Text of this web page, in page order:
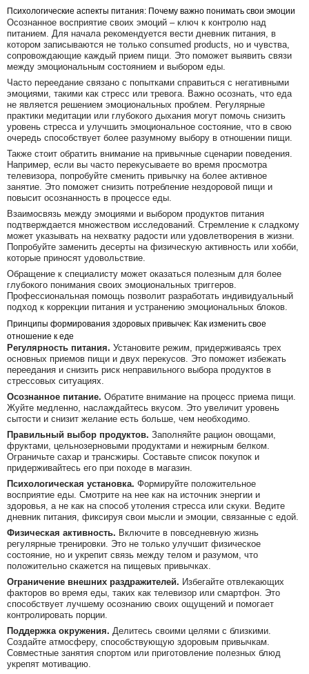
Психологические аспекты питания: Почему важно понимать свои эмоции
Осознанное восприятие своих эмоций – ключ к контролю над
питанием. Для начала рекомендуется вести дневник питания, в
котором записываются не только consumed products, но и чувства,
сопровождающие каждый прием пищи. Это поможет выявить связи
между эмоциональным состоянием и выбором еды.
Часто переедание связано с попытками справиться с негативными
эмоциями, такими как стресс или тревога. Важно осознать, что еда
не является решением эмоциональных проблем. Регулярные
практики медитации или глубокого дыхания могут помочь снизить
уровень стресса и улучшить эмоциональное состояние, что в свою
очередь способствует более разумному выбору в отношении пищи.
Также стоит обратить внимание на привычные сценарии поведения.
Например, если вы часто перекусываете во время просмотра
телевизора, попробуйте сменить привычку на более активное
занятие. Это поможет снизить потребление нездоровой пищи и
повысит осознанность в процессе еды.
Взаимосвязь между эмоциями и выбором продуктов питания
подтверждается множеством исследований. Стремление к сладкому
может указывать на нехватку радости или удовлетворения в жизни.
Попробуйте заменить десерты на физическую активность или хобби,
которые приносят удовольствие.
Обращение к специалисту может оказаться полезным для более
глубокого понимания своих эмоциональных триггеров.
Профессиональная помощь позволит разработать индивидуальный
подход к коррекции питания и устранению эмоциональных блоков.
Принципы формирования здоровых привычек: Как изменить свое
отношение к еде
Регулярность питания. Установите режим, придерживаясь трех
основных приемов пищи и двух перекусов. Это поможет избежать
переедания и снизить риск неправильного выбора продуктов в
стрессовых ситуациях.
Осознанное питание. Обратите внимание на процесс приема пищи.
Жуйте медленно, наслаждайтесь вкусом. Это увеличит уровень
сытости и снизит желание есть больше, чем необходимо.
Правильный выбор продуктов. Заполняйте рацион овощами,
фруктами, цельнозерновыми продуктами и нежирным белком.
Ограничьте сахар и трансжиры. Составьте список покупок и
придерживайтесь его при походе в магазин.
Психологическая установка. Формируйте положительное
восприятие еды. Смотрите на нее как на источник энергии и
здоровья, а не как на способ утоления стресса или скуки. Ведите
дневник питания, фиксируя свои мысли и эмоции, связанные с едой.
Физическая активность. Включите в повседневную жизнь
регулярные тренировки. Это не только улучшит физическое
состояние, но и укрепит связь между телом и разумом, что
положительно скажется на пищевых привычках.
Ограничение внешних раздражителей. Избегайте отвлекающих
факторов во время еды, таких как телевизор или смартфон. Это
способствует лучшему осознанию своих ощущений и помогает
контролировать порции.
Поддержка окружения. Делитесь своими целями с близкими.
Создайте атмосферу, способствующую здоровым привычкам.
Совместные занятия спортом или приготовление полезных блюд
укрепят мотивацию.